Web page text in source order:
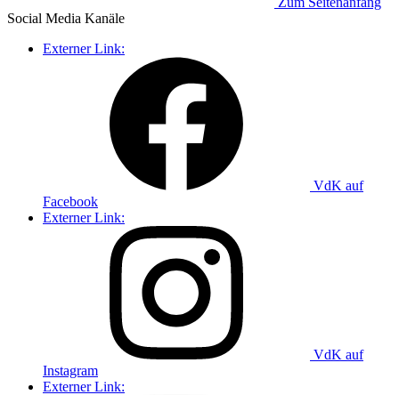
Social Media Kanäle
Externer Link:
VdK auf
Facebook
Externer Link:
VdK auf
Instagram
Externer Link: